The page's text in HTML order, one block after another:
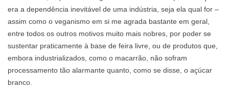
era a dependência inevitável de uma indústria, seja ela qual for –
assim como o veganismo em si me agrada bastante em geral,
entre todos os outros motivos muito mais nobres, por poder se
sustentar praticamente à base de feira livre, ou de produtos que,
embora industrializados, como o macarrão, não sofram
processamento tão alarmante quanto, como se disse, o açúcar
branco.